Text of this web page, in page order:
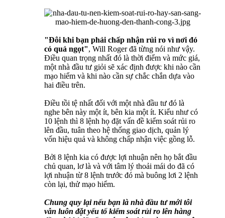
"Đôi khi bạn phải chấp nhận rủi ro vì nơi đó
có quả ngọt", Will Roger đã từng nói như vậy.
Điều quan trọng nhất đó là thời điểm và mức giá,
một nhà đầu tư giỏi sẽ xác định được khi nào cần
mạo hiểm và khi nào cần sự chắc chắn dựa vào
hai điều trên.
Điều tồi tệ nhất đối với một nhà đầu tư đó là
nghe bên này một ít, bên kia một ít. Kiểu như có
10 lệnh thì 8 lệnh họ đặt vấn đề kiểm soát rủi ro
lên đầu, tuân theo hệ thống giao dịch, quản lý
vốn hiệu quả và không chấp nhận việc gồng lỗ.
Bởi 8 lệnh kia có được lợi nhuận nên họ bắt đầu
chủ quan, lơ là và với tâm lý thoải mái do đã có
lợi nhuận từ 8 lệnh trước đó mà buông lơi 2 lệnh
còn lại, thử mạo hiểm.
Chung quy lại nếu bạn là nhà đầu tư mới tôi
vẫn luôn đặt yếu tố kiểm soát rủi ro lên hàng